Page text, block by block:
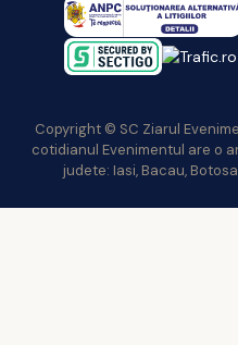
Copyright © SC Ziarul
cotidianul Evenimentul are o
judete: Iasi, Bacau,